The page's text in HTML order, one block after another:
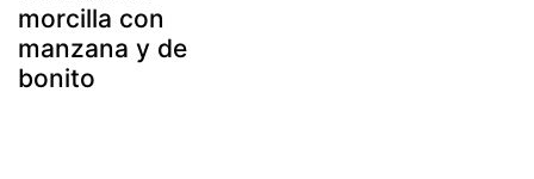
morcilla con
manzana y de
bonito